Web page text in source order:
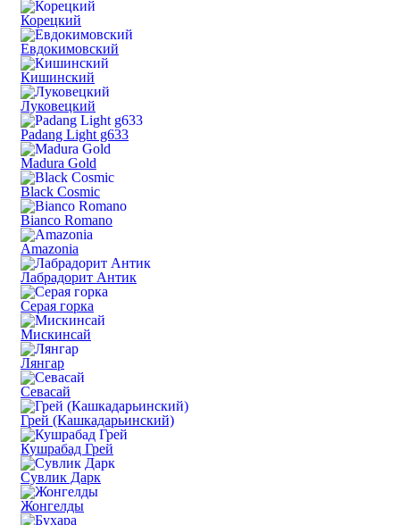
Корецкий
Евдокимовский
Кишинский
Луковецкий
Padang Light g633
Madura Gold
Black Cosmic
Bianco Romano
Amazonia
Лабрадорит Антик
Серая горка
Мискинсай
Лянгар
Севасай
Грей (Кашкадарьинский)
Кушрабад Грей
Сувлик Дарк
Жонгелды